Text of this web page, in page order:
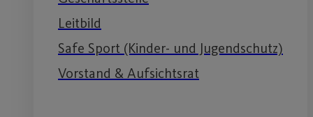
Leitbild
Safe Sport (Kinder- und Jugendschutz)
Vorstand & Aufsichtsrat